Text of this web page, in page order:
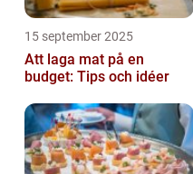
15 september 2025
Att laga mat på en
budget: Tips och idéer